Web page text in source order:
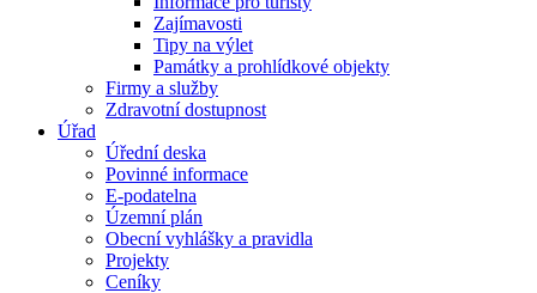
Zajímavosti
Tipy na výlet
Památky a prohlídkové objekty
Firmy a služby
Zdravotní dostupnost
Úřad
Úřední deska
Povinné informace
E-podatelna
Územní plán
Obecní vyhlášky a pravidla
Projekty
Ceníky